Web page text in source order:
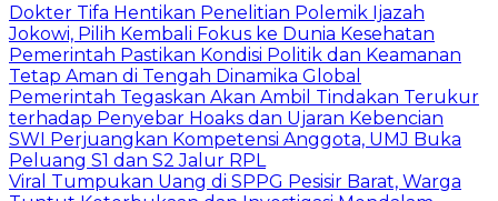
Dokter Tifa Hentikan Penelitian Polemik Ijazah
Jokowi, Pilih Kembali Fokus ke Dunia Kesehatan
Pemerintah Pastikan Kondisi Politik dan Keamanan
Tetap Aman di Tengah Dinamika Global
Pemerintah Tegaskan Akan Ambil Tindakan Terukur
terhadap Penyebar Hoaks dan Ujaran Kebencian
SWI Perjuangkan Kompetensi Anggota, UMJ Buka
Peluang S1 dan S2 Jalur RPL
Viral Tumpukan Uang di SPPG Pesisir Barat, Warga